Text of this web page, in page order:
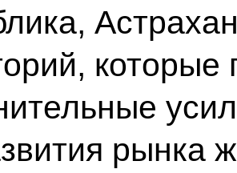
рынка